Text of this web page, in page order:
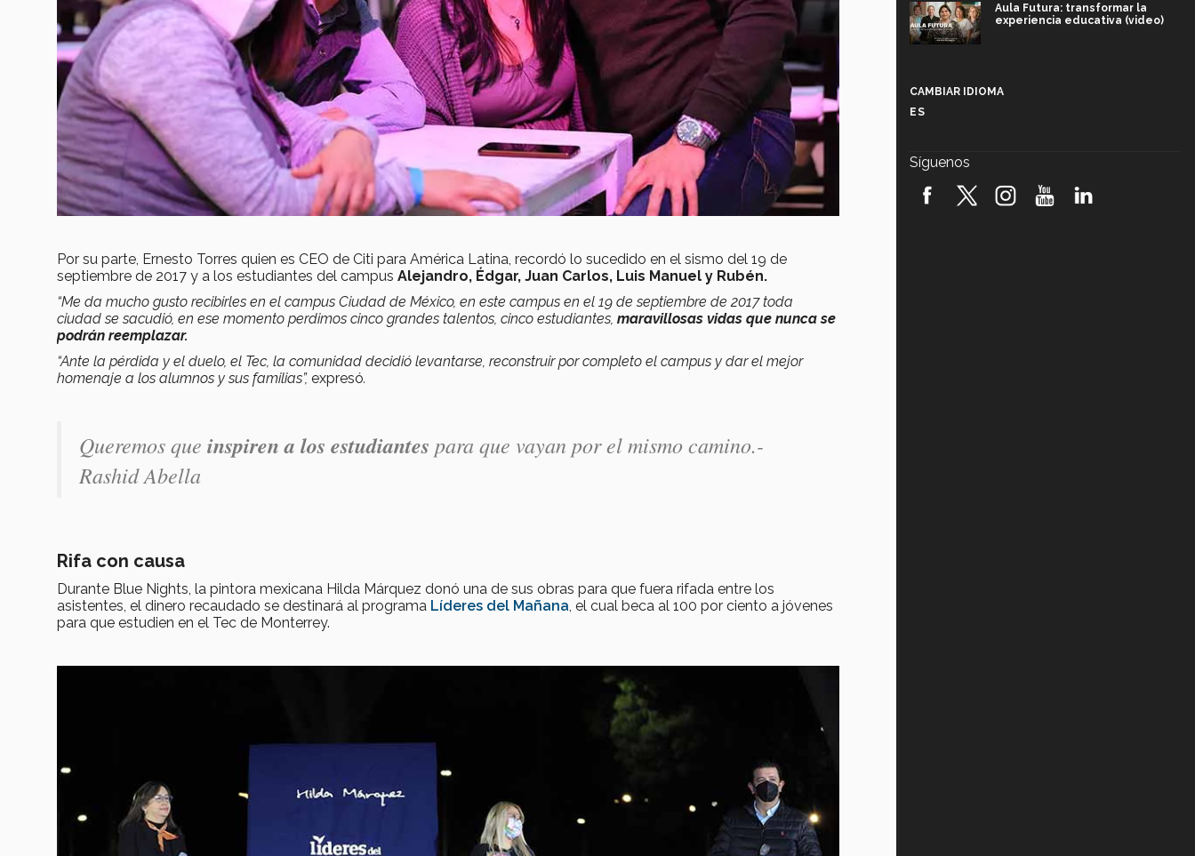
Por su parte, Ernesto Torres quien es CEO de Citi para América Latina, recordó lo sucedido en el sismo del 19 de
septiembre de 2017 y a los estudiantes del campus Alejandro, Édgar, Juan Carlos, Luis Manuel y Rubén.
“Me da mucho gusto recibirles en el campus Ciudad de México, en este campus en el 19 de septiembre de 2017 toda
ciudad se sacudió, en ese momento perdimos cinco grandes talentos, cinco estudiantes, maravillosas vidas que nunca se
podrán reemplazar.
“Ante la pérdida y el duelo, el Tec, la comunidad decidió levantarse, reconstruir por completo el campus y dar el mejor
homenaje a los alumnos y sus familias”, expresó.
Queremos que inspiren a los estudiantes para que vayan por el mismo camino.-
Rashid Abella
Rifa con causa
Durante Blue Nights, la pintora mexicana Hilda Márquez donó una de sus obras para que fuera rifada entre los
asistentes, el dinero recaudado se destinará al programa Líderes del Mañana, el cual beca al 100 por ciento a jóvenes
para que estudien en el Tec de Monterrey.
Aula Futura: transformar la
experiencia educativa (video)
robótica FIRST 2026! (video)
CAMBIAR IDIOMA
ES
Síguenos